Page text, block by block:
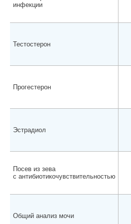
инфекции
Тестостерон
Прогестерон
Эстрадиол
Посев из зева
с антибиотикочувствительностью
Общий анализ мочи